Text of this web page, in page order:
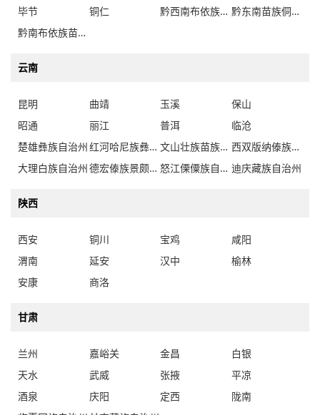
毕节
铜仁 黔西南布依族苗族自治州
黔东南苗族侗族自治州
黔南布依族苗族自治州
云南
昆明 曲靖 玉溪
保山
昭通
丽江 普洱
临沧
楚雄彝族自治州
红河哈尼族彝族自治州 文山壮族苗族自治州
西双版纳傣族自治州
大理白族自治州
德宏傣族景颇族自治州 怒江傈僳族自治州 迪庆藏族自治州
陕西
西安 铜川 宝鸡
咸阳
渭南
延安 汉中
榆林
安康
商洛
甘肃
兰州 嘉峪关 金昌
白银
天水
武威 张掖
平凉
酒泉
庆阳 定西
陇南